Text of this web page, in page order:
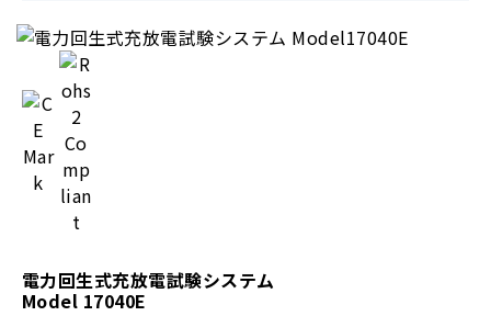
電力回生式充放電試験システム
Model 17040E